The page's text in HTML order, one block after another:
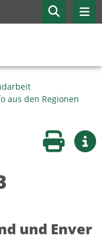
aus den Regionen
Seite
und Enver